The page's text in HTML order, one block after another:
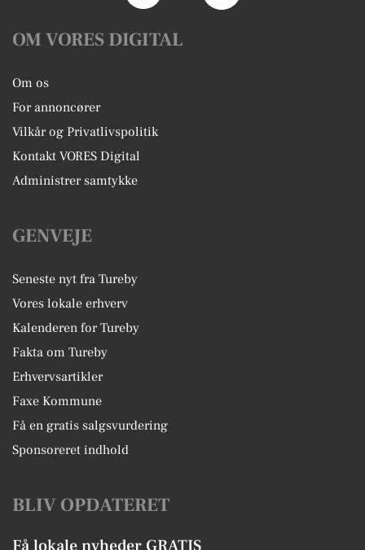
OM VORES DIGITAL
Om os
For annoncører
Vilkår og Privatlivspolitik
Kontakt VORES Digital
Administrer samtykke
GENVEJE
Seneste nyt fra Tureby
Vores lokale erhverv
Kalenderen for Tureby
Fakta om Tureby
Erhvervsartikler
Faxe Kommune
Få en gratis salgsvurdering
Sponsoreret indhold
BLIV OPDATERET